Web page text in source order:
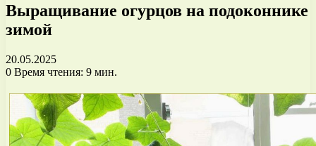
Выращивание огурцов на подоконнике
зимой
20.05.2025
0 Время чтения: 9 мин.